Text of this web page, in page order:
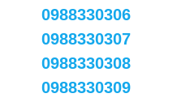
0988330306
0988330307
0988330308
0988330309